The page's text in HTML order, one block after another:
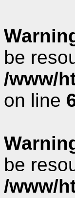
be
/www/
on line
be
/www/